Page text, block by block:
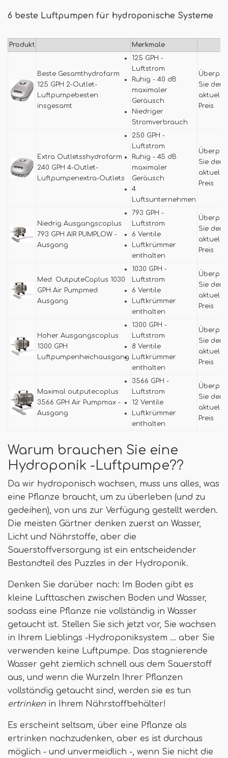
6 beste Luftpumpen für hydroponische Systeme
Produkt Merkmale
Beste Gesamthydrofarm
125 GPH 2-Outlet-
Luftpumpebesten
insgesamt
125 GPH -
Luftstrom
Ruhig - 40 dB
maximaler
Geräusch
Niedriger
Stromverbrauch
Sie den
Preis
Extra Outletsshydrofarm
240 GPH 4-Outlet-
Luftpumpenextra-Outlets
250 GPH -
Luftstrom
Ruhig - 45 dB
maximaler
Geräusch
4
Luftsunternehmen
Sie den
Preis
Niedrig Ausgangscoplus
793 GPH AIR PUMPLOW -
Ausgang
793 GPH -
Luftstrom
6 Ventile
Luftkrümmer
enthalten
Sie den
Preis
Med. OutputeCoplus 1030
GPH Air Pumpmed.
Ausgang
1030 GPH -
Luftstrom
6 Ventile
Luftkrümmer
enthalten
Sie den
Preis
Hoher Ausgangscoplus
1300 GPH
Luftpumpenheichausgang
1300 GPH -
Luftstrom
8 Ventile
Luftkrümmer
enthalten
Sie den
Preis
Maximal outputecoplus
3566 GPH Air Pumpmax -
Ausgang
3566 GPH -
Luftstrom
12 Ventile
Luftkrümmer
enthalten
Sie den
Preis
Warum brauchen Sie eine
Hydroponik -Luftpumpe??
Da wir hydroponisch wachsen, muss uns alles, was
eine Pflanze braucht, um zu überleben (und zu
gedeihen), von uns zur Verfügung gestellt werden.
Die meisten Gärtner denken zuerst an Wasser,
Licht und Nährstoffe, aber die
Sauerstoffversorgung ist ein entscheidender
Bestandteil des Puzzles in der Hydroponik.
Denken Sie darüber nach: Im Boden gibt es
kleine Lufttaschen zwischen Boden und Wasser,
sodass eine Pflanze nie vollständig in Wasser
getaucht ist. Stellen Sie sich jetzt vor, Sie wachsen
in Ihrem Lieblings -Hydroponiksystem ... aber Sie
verwenden keine Luftpumpe. Das stagnierende
Wasser geht ziemlich schnell aus dem Sauerstoff
aus, und wenn die Wurzeln Ihrer Pflanzen
vollständig getaucht sind, werden sie es tun
ertrinken in Ihrem Nährstoffbehälter!
Es erscheint seltsam, über eine Pflanze als
ertrinken nachzudenken, aber es ist durchaus
möglich - und unvermeidlich -, wenn Sie nicht die